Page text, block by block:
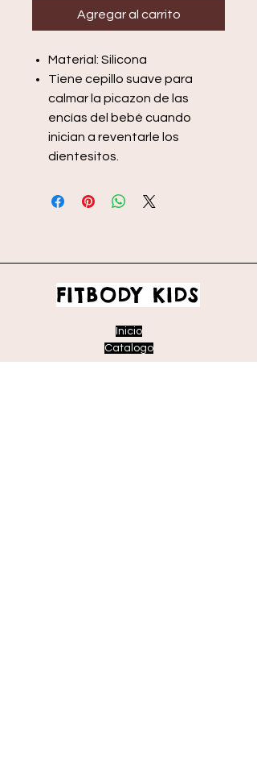
Agregar al carrito
Material: Silicona
Tiene cepillo suave para
calmar la picazon de las
encías del bebé cuando
inician a reventarle los
dientesitos.
FITBODY KIDS
Inicio
Catalogo